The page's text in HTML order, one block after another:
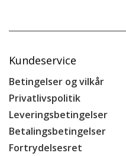
Kundeservice
Betingelser og vilkår
Privatlivspolitik
Leveringsbetingelser
Betalingsbetingelser
Fortrydelsesret